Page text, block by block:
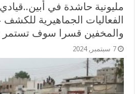
مليونية حاشدة في
الفعاليات الجماهيرية
والمخفين قسرا سوف تستمر
7 سبتمبر, 2024